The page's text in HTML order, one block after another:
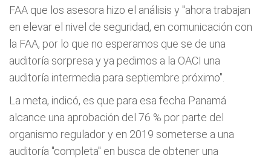
FAA que los asesora hizo el análisis y "ahora trabajan
en elevar el nivel de seguridad, en comunicación con
la FAA, por lo que no esperamos que se de una
auditoría sorpresa y ya pedimos a la OACI una
auditoría intermedia para septiembre próximo".
La meta, indicó, es que para esa fecha Panamá
alcance una aprobación del 76 % por parte del
organismo regulador y en 2019 someterse a una
auditoría "completa" en busca de obtener una